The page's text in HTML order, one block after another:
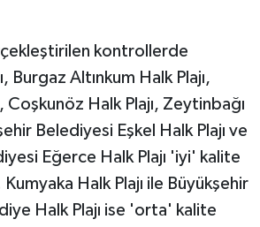
kontrollerde
Burgaz Altınkum Halk Plajı,
Coşkunöz Halk Plajı, Zeytinbağı
Belediyesi Eşkel Halk Plajı ve
Eğerce Halk Plajı 'iyi' kalite
Kumyaka Halk Plajı ile Büyükşehir
Halk Plajı ise 'orta' kalite